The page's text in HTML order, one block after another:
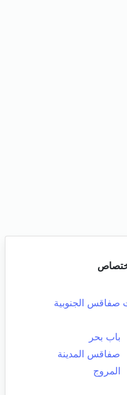
صفاقس الجنوبية
باب بحر
صفاقس المدينة
المروج